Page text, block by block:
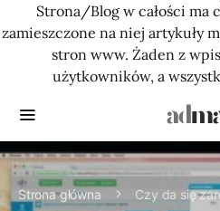
Strona/Blog w całości ma
zamieszczone na niej artykuły
stron www. Żaden z
użytkowników, a
Strona główna Czy da się